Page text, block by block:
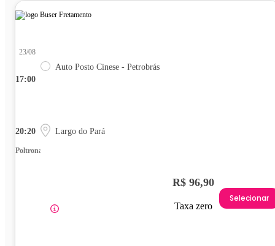
17:00
23/08
Auto Posto Cinese - Petrobrás
20:20 Largo do Pará
Poltrona
R$ 96,90
Taxa zero
Selecionar